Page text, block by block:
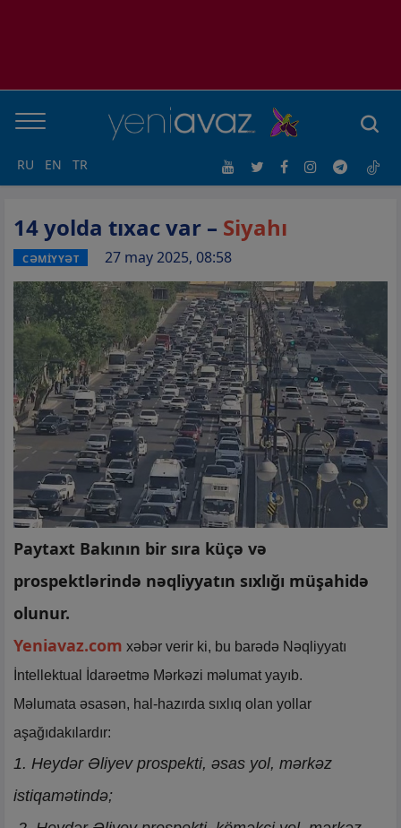
RU EN TR
14 yolda tıxac var – Siyahı
CƏMİYYƏT 27 may 2025, 08:58
Paytaxt Bakının bir sıra küçə və
prospektlərində nəqliyyatın sıxlığı müşahidə
olunur.
Yeniavaz.com xəbər verir ki, bu barədə Nəqliyyatı
İntellektual İdarəetmə Mərkəzi məlumat yayıb.
Məlumata əsasən, hal-hazırda sıxlıq olan yollar
aşağıdakılardır:
1. Heydər Əliyev prospekti, əsas yol, mərkəz
istiqamətində;